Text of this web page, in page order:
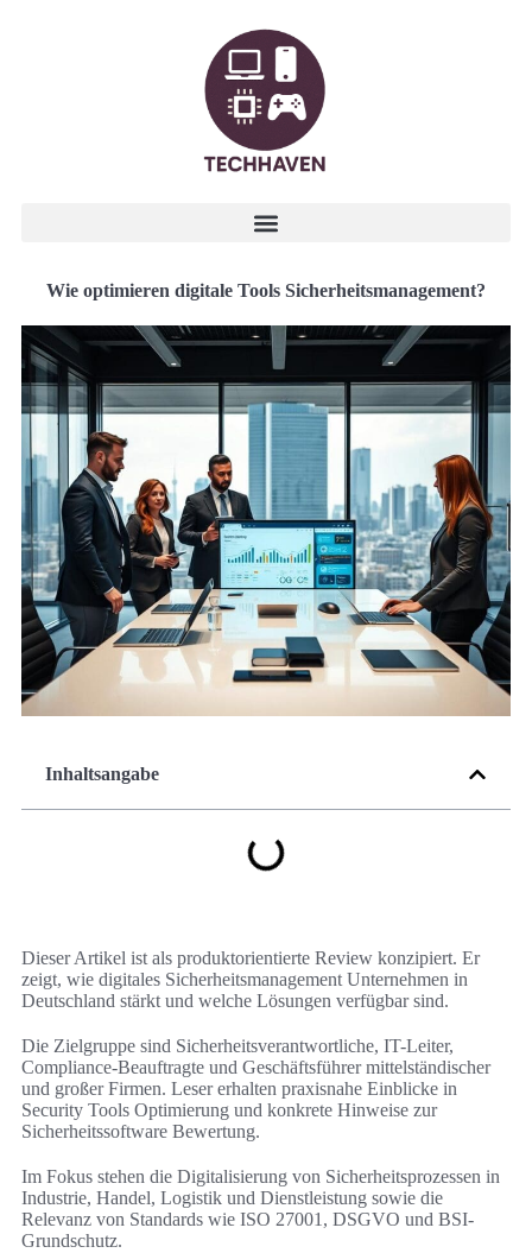
Wie optimieren digitale Tools Sicherheitsmanagement?
Inhaltsangabe
Dieser Artikel ist als produktorientierte Review konzipiert. Er
zeigt, wie digitales Sicherheitsmanagement Unternehmen in
Deutschland stärkt und welche Lösungen verfügbar sind.
Die Zielgruppe sind Sicherheitsverantwortliche, IT-Leiter,
Compliance-Beauftragte und Geschäftsführer mittelständischer
und großer Firmen. Leser erhalten praxisnahe Einblicke in
Security Tools Optimierung und konkrete Hinweise zur
Sicherheitssoftware Bewertung.
Im Fokus stehen die Digitalisierung von Sicherheitsprozessen in
Industrie, Handel, Logistik und Dienstleistung sowie die
Relevanz von Standards wie ISO 27001, DSGVO und BSI-
Grundschutz.